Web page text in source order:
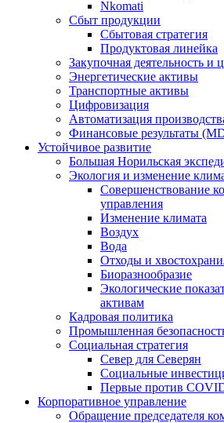
Nkomati
Сбыт продукции
Сбытовая стратегия
Продуктовая линейка
Закупочная деятельность и
Энергетические активы
Транспортные активы
Цифровизация
Автоматизация
Финансовые результаты
Устойчивое развитие
Большая Норильская
Экология и изменение
Совершенствование
управления
Изменение климата
Воздух
Вода
Отходы и
Биоразнообразие
Экологические
активам
Кадровая политика
Промышленная
Социальная стратегия
Север для Северян
Социальные
Первые против
Корпоративное управление
Обращение председателя